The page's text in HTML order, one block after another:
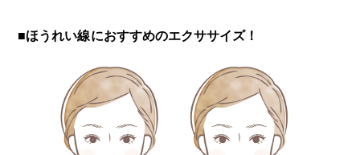
■ほうれい線におすすめのエクササイズ！